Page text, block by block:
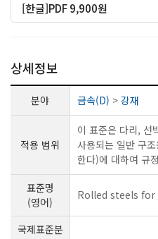
[한글]PDF 9,900원
상세정보
분야 금속(D) > 강재
적용 범위
이 표준은 다리, 선
사용되는 일반 구
한다)에 대하여 규
표준명
(영어)
Rolled steels
국제표준분